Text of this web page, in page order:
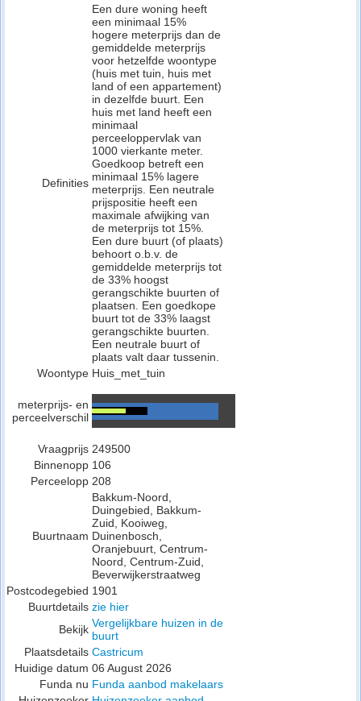
Definities
Een dure woning heeft
een minimaal 15%
hogere meterprijs dan de
gemiddelde meterprijs
voor hetzelfde woontype
(huis met tuin, huis met
land of een appartement)
in dezelfde buurt. Een
huis met land heeft een
minimaal
perceeloppervlak van
1000 vierkante meter.
Goedkoop betreft een
minimaal 15% lagere
meterprijs. Een neutrale
prijspositie heeft een
maximale afwijking van
de meterprijs tot 15%.
Een dure buurt (of plaats)
behoort o.b.v. de
gemiddelde meterprijs tot
de 33% hoogst
gerangschikte buurten of
plaatsen. Een goedkope
buurt tot de 33% laagst
gerangschikte buurten.
Een neutrale buurt of
plaats valt daar tussenin.
Woontype Huis_met_tuin
meterprijs- en
perceelverschil
Vraagprijs 249500
Binnenopp 106
Perceelopp 208
Buurtnaam
Bakkum-Noord,
Duingebied, Bakkum-
Zuid, Kooiweg,
Duinenbosch,
Oranjebuurt, Centrum-
Noord, Centrum-Zuid,
Beverwijkerstraatweg
Postcodegebied 1901
Buurtdetails zie hier
Bekijk Vergelijkbare huizen in de
buurt
Plaatsdetails Castricum
Huidige datum 06 August 2026
Funda nu Funda aanbod makelaars